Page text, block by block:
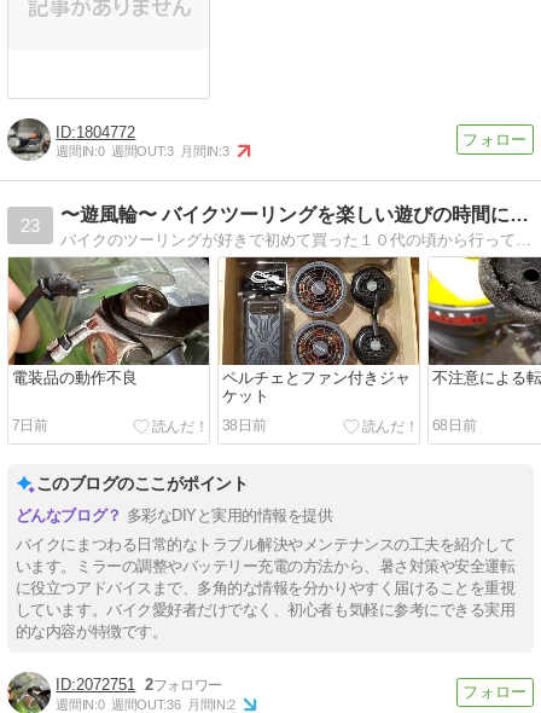
1804772
週間IN:0 週間OUT:3 月間IN:3
23
〜遊風輪〜 バイクツーリングを楽しい遊びの時間にしよう
バイクのツーリングが好きで初めて買った１０代の頃から行っています。日帰りもキャンプもオフロードもしてきました。初心者の頃は装備や持ち物で失敗もしましたが、そんな今までの経験談を元にバイクツーリングをもっと楽しめるような情報を書いていきます。
電装品の動作不良
7日前
ペルチェとファン付きジャ
ケット
38日前
不注意による
68日前
このブログのここがポイント
多彩なDIYと実用的情報を提供
バイクにまつわる日常的なトラブル解決やメンテナンスの工夫を紹介して
います。ミラーの調整やバッテリー充電の方法から、暑さ対策や安全運転
に役立つアドバイスまで、多角的な情報を分かりやすく届けることを重視
しています。バイク愛好者だけでなく、初心者も気軽に参考にできる実用
的な内容が特徴です。
2072751 2
週間IN:0 週間OUT:36 月間IN:2